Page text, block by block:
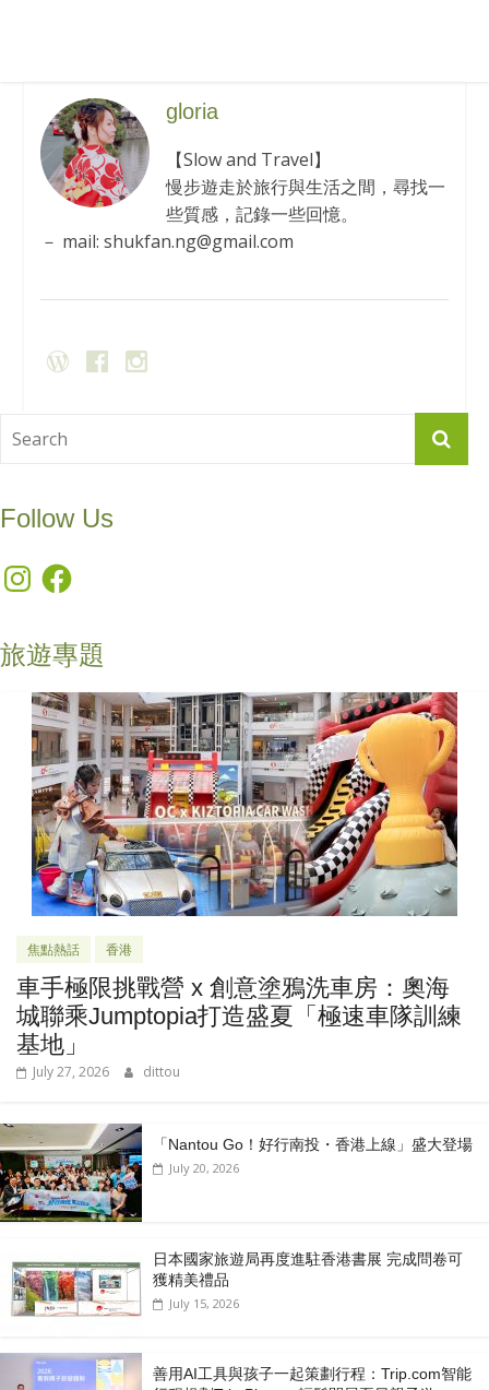
gloria
【Slow and Travel】
慢步遊走於旅行與生活之間，尋找一
些質感，記錄一些回憶。
－ mail: shukfan.ng@gmail.com
Follow Us
InstagramFacebook
旅遊專題
焦點熱話 香港
車手極限挑戰營 x 創意塗鴉洗車房：奧海
城聯乘Jumptopia打造盛夏「極速車隊訓練
基地」
July 27, 2026 dittou
「Nantou Go！好行南投・香港上線」盛大登場
July 20, 2026
日本國家旅遊局再度進駐香港書展 完成問卷可
獲精美禮品
July 15, 2026
善用AI工具與孩子一起策劃行程：Trip.com智能